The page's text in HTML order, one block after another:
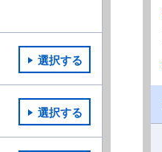
選択する
選択する